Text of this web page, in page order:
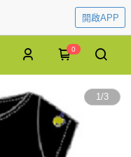
開啟APP
0
1/3